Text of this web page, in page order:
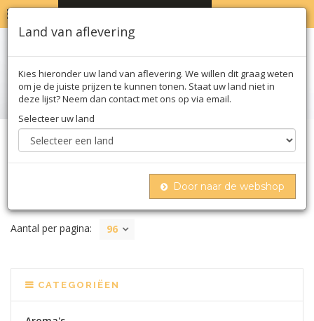
Home Biologisch
Aantal per pagina: 96
CATEGORIËEN
Land van aflevering
Kies hieronder uw land van aflevering. We willen dit graag weten
om je de juiste prijzen te kunnen tonen. Staat uw land niet in
deze lijst? Neem dan contact met ons op via email.
Selecteer uw land
Door naar de webshop